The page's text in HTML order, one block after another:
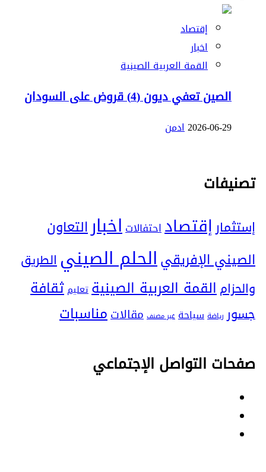
إقتصاد
اخبار
القمة العربية الصينية
الصين تعفي ديون (4) قروض على السودان
2026-06-29ادمن
تصنيفات
إستثمارإقتصاداحتفالاتاخبارالتعاون
الصيني الإفريقيالحلم الصينيالطريق
والحزامالقمة العربية الصينيةتعليم ثقافة
جسور رياضة سياحة غير مصنف مقالاتمناسبات
صفحات التواصل الإجتماعي